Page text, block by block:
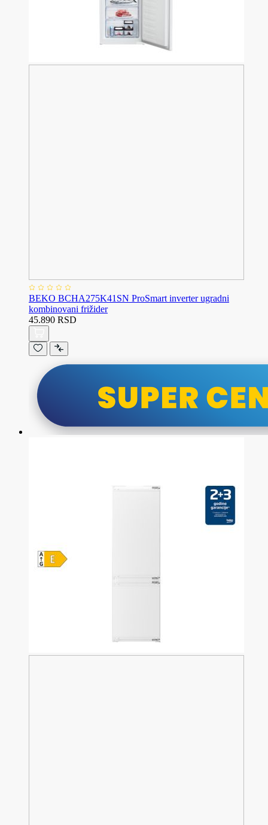
BEKO BCHA275K41SN ProSmart inverter ugradni
kombinovani frižider
45.890 RSD